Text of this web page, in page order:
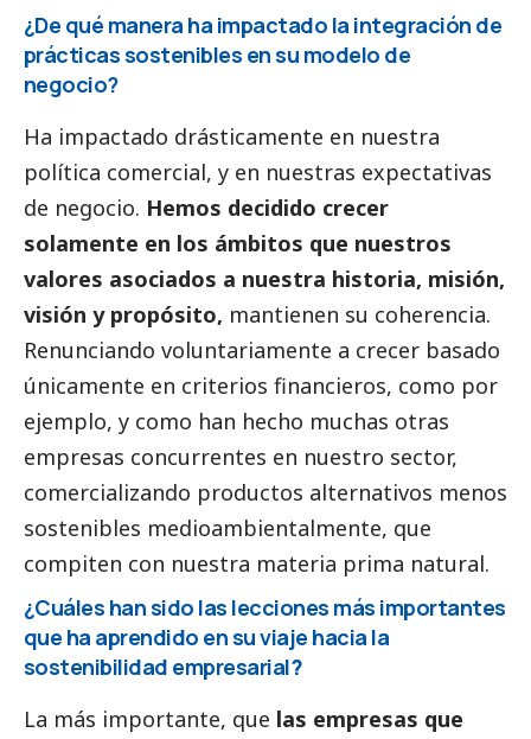
¿De qué manera ha impactado la integración de
prácticas sostenibles en su modelo de
negocio?
Ha impactado drásticamente en nuestra
política comercial, y en nuestras expectativas
de negocio. Hemos decidido crecer
solamente en los ámbitos que nuestros
valores asociados a nuestra historia, misión,
visión y propósito, mantienen su coherencia.
Renunciando voluntariamente a crecer basado
únicamente en criterios financieros, como por
ejemplo, y como han hecho muchas otras
empresas concurrentes en nuestro sector,
comercializando productos alternativos menos
sostenibles medioambientalmente, que
compiten con nuestra materia prima natural.
¿Cuáles han sido las lecciones más importantes
que ha aprendido en su viaje hacia la
sostenibilidad empresarial?
La más importante, que las empresas que